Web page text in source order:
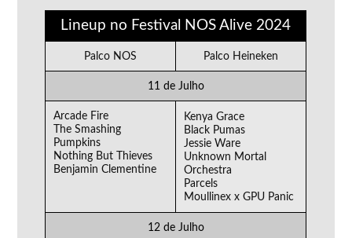
Lineup no Festival NOS Alive 2024
Palco NOS Palco Heineken
11 de Julho
Arcade Fire
The Smashing
Pumpkins
Nothing But Thieves
Benjamin Clementine
Kenya Grace
Black Pumas
Jessie Ware
Unknown Mortal
Orchestra
Parcels
Moullinex x GPU Panic
12 de Julho